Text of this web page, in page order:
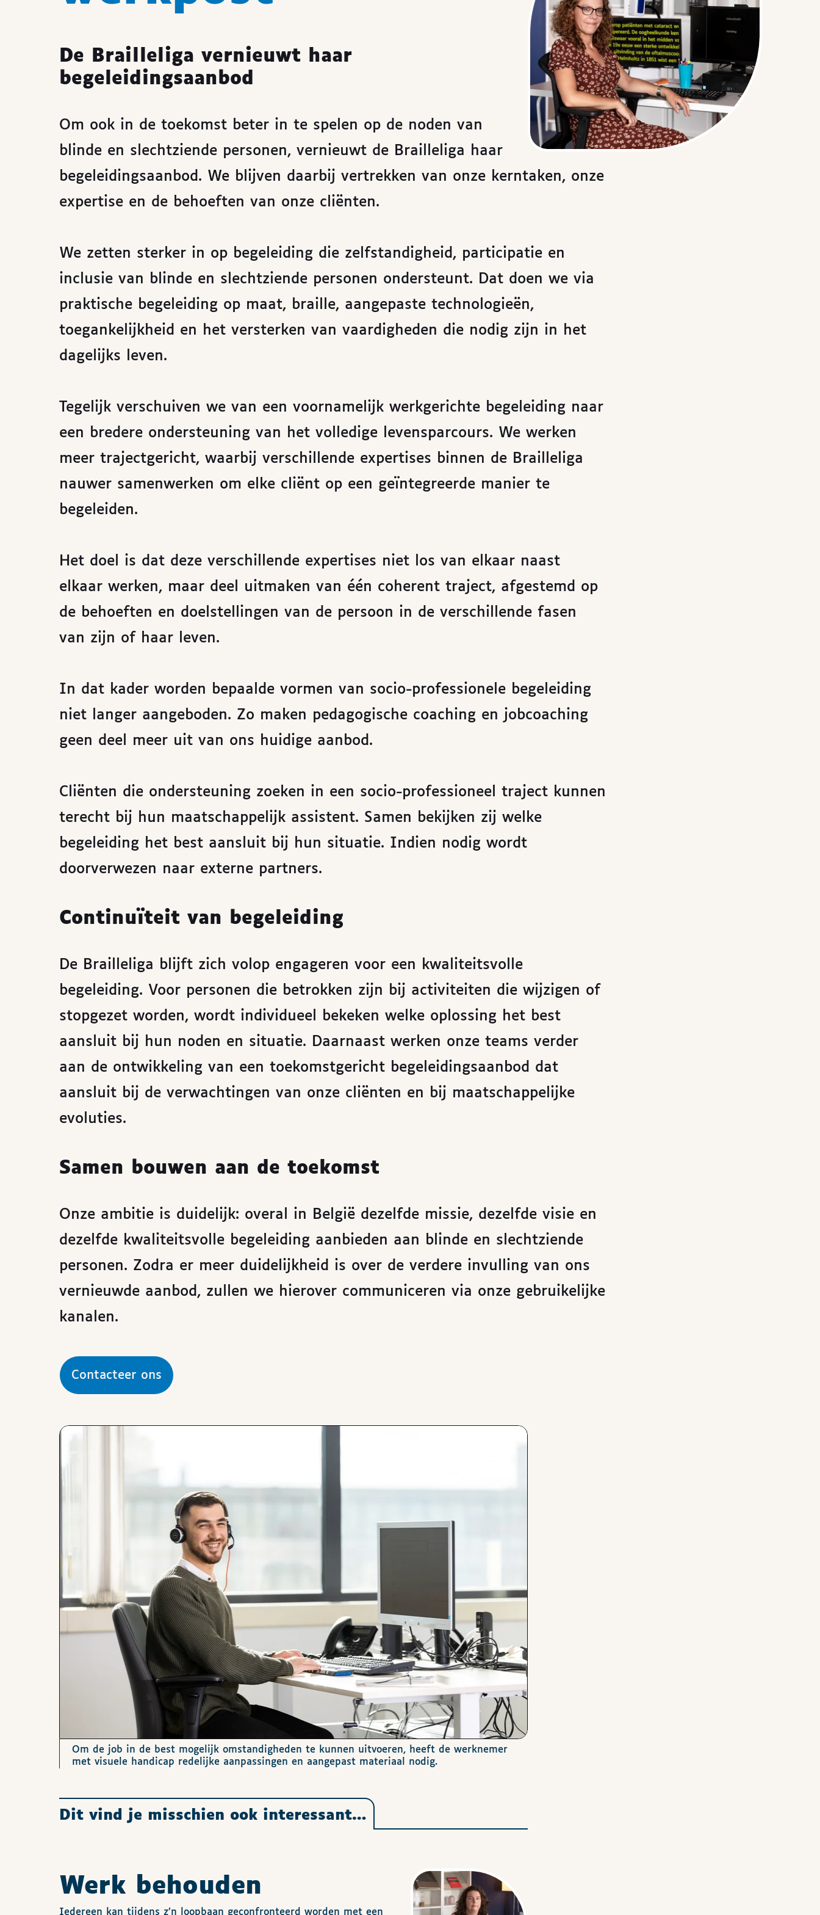
De Brailleliga vernieuwt haar
begeleidingsaanbod
Om ook in de toekomst beter in te spelen op de noden van
blinde en slechtziende personen, vernieuwt de Brailleliga haar
begeleidingsaanbod. We blijven daarbij vertrekken van onze kerntaken, onze
expertise en de behoeften van onze cliënten.
We zetten sterker in op begeleiding die zelfstandigheid, participatie en
inclusie van blinde en slechtziende personen ondersteunt. Dat doen we via
praktische begeleiding op maat, braille, aangepaste technologieën,
toegankelijkheid en het versterken van vaardigheden die nodig zijn in het
dagelijks leven.
Tegelijk verschuiven we van een voornamelijk werkgerichte begeleiding naar
een bredere ondersteuning van het volledige levensparcours. We werken
meer trajectgericht, waarbij verschillende expertises binnen de Brailleliga
nauwer samenwerken om elke cliënt op een geïntegreerde manier te
begeleiden.
Het doel is dat deze verschillende expertises niet los van elkaar naast
elkaar werken, maar deel uitmaken van één coherent traject, afgestemd op
de behoeften en doelstellingen van de persoon in de verschillende fasen
van zijn of haar leven.
In dat kader worden bepaalde vormen van socio-professionele begeleiding
niet langer aangeboden. Zo maken pedagogische coaching en jobcoaching
geen deel meer uit van ons huidige aanbod.
Cliënten die ondersteuning zoeken in een socio-professioneel traject kunnen
terecht bij hun maatschappelijk assistent. Samen bekijken zij welke
begeleiding het best aansluit bij hun situatie. Indien nodig wordt
doorverwezen naar externe partners.
Continuïteit van begeleiding
De Brailleliga blijft zich volop engageren voor een kwaliteitsvolle
begeleiding. Voor personen die betrokken zijn bij activiteiten die wijzigen of
stopgezet worden, wordt individueel bekeken welke oplossing het best
aansluit bij hun noden en situatie. Daarnaast werken onze teams verder
aan de ontwikkeling van een toekomstgericht begeleidingsaanbod dat
aansluit bij de verwachtingen van onze cliënten en bij maatschappelijke
evoluties.
Samen bouwen aan de toekomst
Onze ambitie is duidelijk: overal in België dezelfde missie, dezelfde visie en
dezelfde kwaliteitsvolle begeleiding aanbieden aan blinde en slechtziende
personen. Zodra er meer duidelijkheid is over de verdere invulling van ons
vernieuwde aanbod, zullen we hierover communiceren via onze gebruikelijke
kanalen.
Contacteer ons
Afbeeldingen
Om de job in de best mogelijk omstandigheden te kunnen uitvoeren, heeft de werknemer
met visuele handicap redelijke aanpassingen en aangepast materiaal nodig.
Dit vind je misschien ook interessant…
Werk behouden
Iedereen kan tijdens z’n loopbaan geconfronteerd worden met een